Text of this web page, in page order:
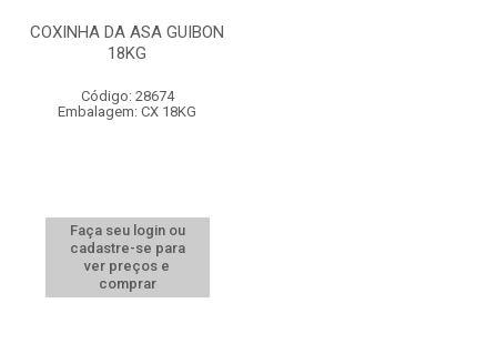
COXINHA DA ASA GUIBON
18KG
Código: 28674
Embalagem: CX 18KG
Faça seu login ou
cadastre-se para
ver preços e
comprar